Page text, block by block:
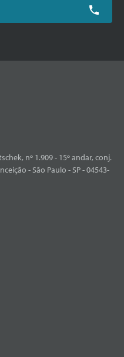
nº 1.909 - 15º andar, conj.
- São Paulo - SP - 04543-